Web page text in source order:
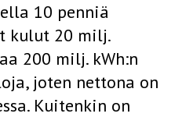
10 penniä
kulut 20 milj.
200 milj. kWh:n
joten nettona on
Kuitenkin on